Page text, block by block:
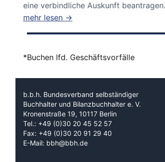
eine verbindliche Auskunft
mehr lesen →
*Buchen lfd. Geschäftsvorfälle
b.b.h. Bundesverband selbständiger
Buchhalter und Bilanzbuchhalter e. V.
Kronenstraße 19, 10117 Berlin
Tel.: +49 (0)30 20 45 52 57
Fax: +49 (0)30 20 91 29 40
E-Mail: bbh@bbh.de